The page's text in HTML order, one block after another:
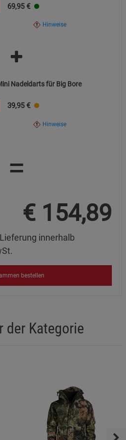
69,95 €
Hinweise
Nadeldarts für Big Bore
39,95 €
Hinweise
=
€ 154,89
innerhalb
bestellen
der Kategorie